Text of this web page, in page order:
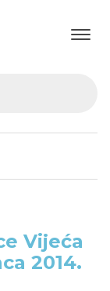
Vijeća
2014.